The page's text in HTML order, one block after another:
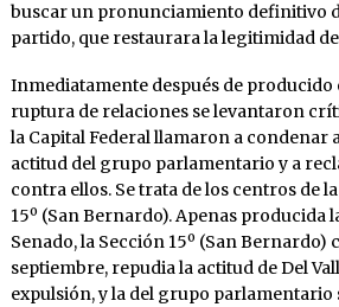
buscar un pronunciamiento definitivo
partido, que restaurara la legitimidad
Inmediatamente después de producido
ruptura de relaciones se levantaron
la Capital Federal llamaron a condenar
actitud del grupo parlamentario y a
contra ellos. Se trata de los centros de
15º (San Bernardo). Apenas producida
Senado, la Sección 15º (San Bernardo)
septiembre, repudia la actitud de Del
expulsión, y la del grupo parlamentario